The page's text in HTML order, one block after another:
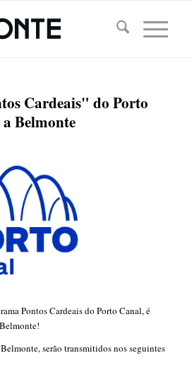
Cardeais" do Porto
Belmonte
Pontos Cardeais do Porto Canal, é
serão transmitidos nos seguintes